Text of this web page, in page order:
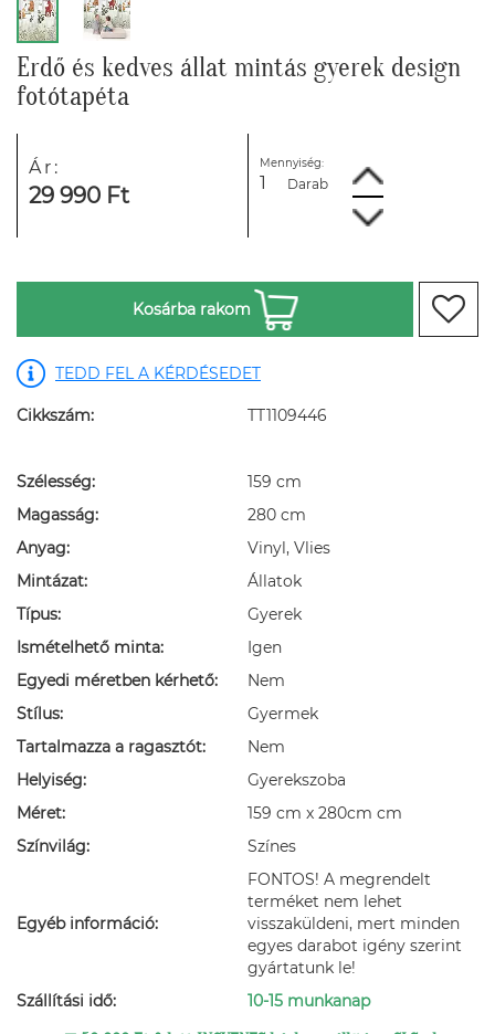
Erdő és kedves állat mintás gyerek design
fotótapéta
Ár:
29 990 Ft
Mennyiség:
Darab
Kosárba rakom
TEDD FEL A KÉRDÉSEDET
Cikkszám: TT1109446
Szélesség:
159 cm
Magasság:
280 cm
Anyag:
Vinyl, Vlies
Mintázat:
Állatok
Típus:
Gyerek
Ismételhető minta:
Igen
Egyedi méretben kérhető:
Nem
Stílus:
Gyermek
Tartalmazza a ragasztót:
Nem
Helyiség:
Gyerekszoba
Méret:
159 cm x 280cm cm
Színvilág:
Színes
Egyéb információ:
FONTOS! A megrendelt
terméket nem lehet
visszaküldeni, mert minden
egyes darabot igény szerint
gyártatunk le!
Szállítási idő:
10-15 munkanap